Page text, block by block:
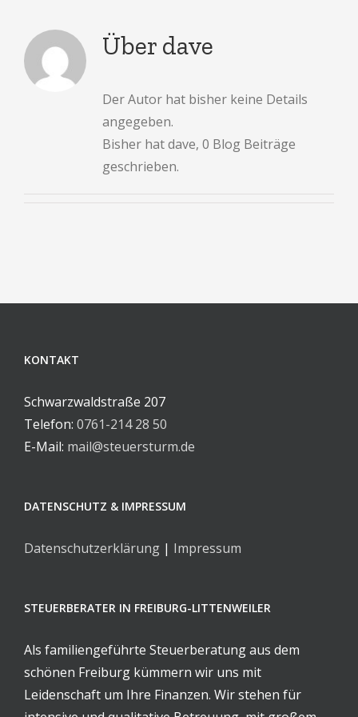
Über dave
Der Autor hat bisher keine Details
angegeben.
Bisher hat dave, 0 Blog Beiträge
geschrieben.
KONTAKT
Schwarzwaldstraße 207
Telefon: 0761-214 28 50
E-Mail: mail@steuersturm.de
DATENSCHUTZ & IMPRESSUM
Datenschutzerklärung | Impressum
STEUERBERATER IN FREIBURG-LITTENWEILER
Als familiengeführte Steuerberatung aus dem
schönen Freiburg kümmern wir uns mit
Leidenschaft um Ihre Finanzen. Wir stehen für